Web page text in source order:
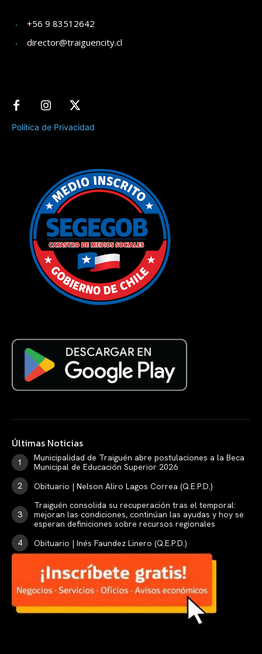
+56 9 83512642
director@traiguencity.cl
Política de Privacidad
Últimas Noticias
Municipalidad de Traiguén abre postulaciones a la Beca
Municipal de Educación Superior 2026
Obituario | Nelson Aliro Lagos Correa (Q.E.P.D.)
Traiguén consolida su recuperación tras el temporal:
mejoran las condiciones, continúan las ayudas y hoy se
esperan definiciones sobre recursos regionales
Obituario | Inés Faundez Linero (Q.E.P.D.)